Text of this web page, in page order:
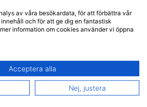
Texten kan anpassas
att öka tillgängligheten och
för alla användare.
Främjar korrekt sortering
av isoleringsmaterial, vilket
och minskar
av våra besökardata, för att förbättra vår
och för att ge dig en fantastisk
information om cookies använder vi öppna
Acceptera alla
Nej, justera